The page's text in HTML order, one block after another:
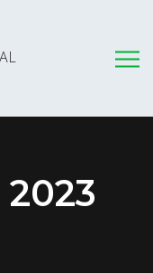
2023